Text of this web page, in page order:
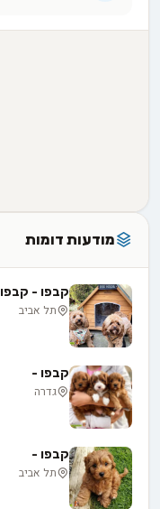
מודעות דומות
קבפו - קבפו
תל אביב
קבפו -
גדרה
קבפו -
תל אביב